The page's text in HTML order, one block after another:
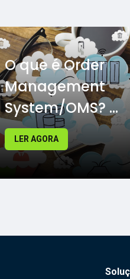
O que é Order
Management
System/OMS? ...
LER AGORA